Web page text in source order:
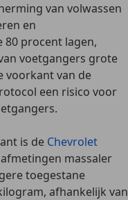
van volwassen
en
80 procent lagen,
voetgangers grote
voorkant van de
een risico voor
is de Chevrolet
massaler
toegestane
afhankelijk van